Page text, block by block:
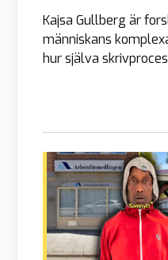
Kajsa Gullberg är
människans
hur själva